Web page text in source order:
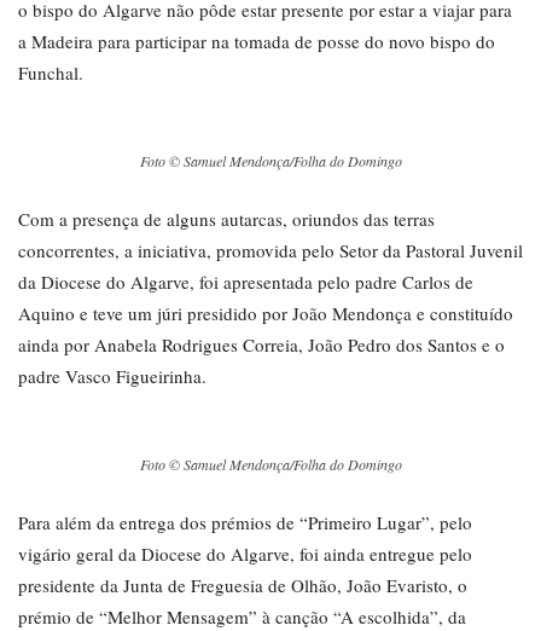
o bispo do Algarve não pôde estar presente por estar a viajar para
a Madeira para participar na tomada de posse do novo bispo do
Funchal.
Foto © Samuel Mendonça/Folha do Domingo
Com a presença de alguns autarcas, oriundos das terras
concorrentes, a iniciativa, promovida pelo Setor da Pastoral Juvenil
da Diocese do Algarve, foi apresentada pelo padre Carlos de
Aquino e teve um júri presidido por João Mendonça e constituído
ainda por Anabela Rodrigues Correia, João Pedro dos Santos e o
padre Vasco Figueirinha.
Foto © Samuel Mendonça/Folha do Domingo
Para além da entrega dos prémios de “Primeiro Lugar”, pelo
vigário geral da Diocese do Algarve, foi ainda entregue pelo
presidente da Junta de Freguesia de Olhão, João Evaristo, o
prémio de “Melhor Mensagem” à canção “A escolhida”, da